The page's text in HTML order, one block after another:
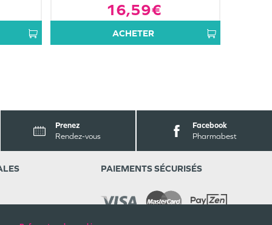
16,59€
ACHETER
Prenez
Rendez-vous
Facebook
Pharmabest
PAIEMENTS SÉCURISÉS